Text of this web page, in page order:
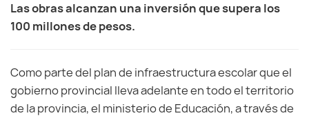
Las obras alcanzan una inversión que supera los
100 millones de pesos.
Como parte del plan de infraestructura escolar que el
gobierno provincial lleva adelante en todo el territorio
de la provincia, el ministerio de Educación, a través de